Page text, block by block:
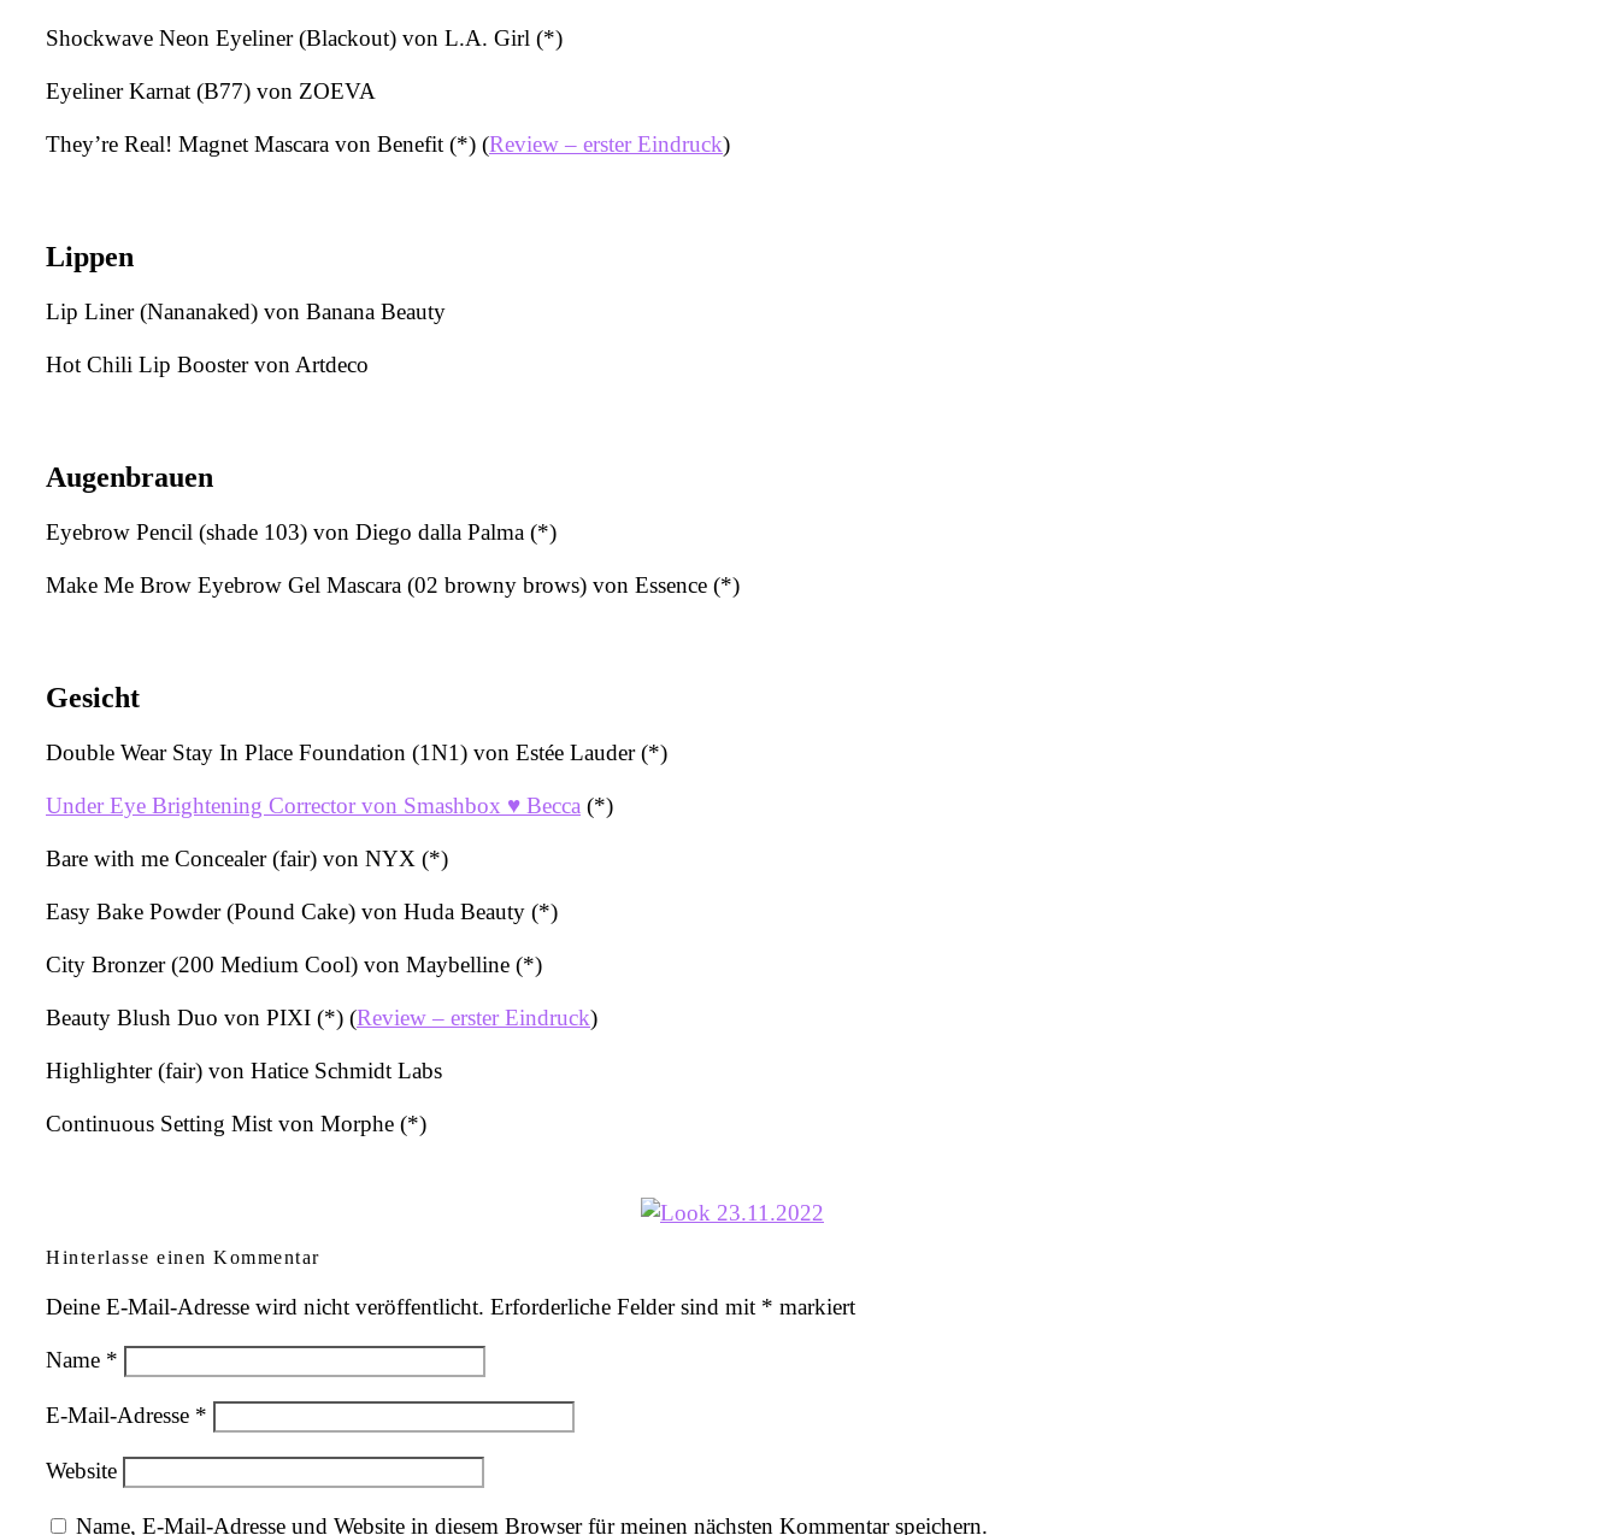
Shockwave Neon Eyeliner (Blackout) von L.A. Girl (*)
Eyeliner Karnat (B77) von ZOEVA
They’re Real! Magnet Mascara von Benefit (*) (Review – erster Eindruck)
Lippen
Lip Liner (Nananaked) von Banana Beauty
Hot Chili Lip Booster von Artdeco
Augenbrauen
Eyebrow Pencil (shade 103) von Diego dalla Palma (*)
Make Me Brow Eyebrow Gel Mascara (02 browny brows) von Essence (*)
Gesicht
Double Wear Stay In Place Foundation (1N1) von Estée Lauder (*)
Under Eye Brightening Corrector von Smashbox ♥ Becca (*)
Bare with me Concealer (fair) von NYX (*)
Easy Bake Powder (Pound Cake) von Huda Beauty (*)
City Bronzer (200 Medium Cool) von Maybelline (*)
Beauty Blush Duo von PIXI (*) (Review – erster Eindruck)
Highlighter (fair) von Hatice Schmidt Labs
Continuous Setting Mist von Morphe (*)
Hinterlasse einen Kommentar
Deine E-Mail-Adresse wird nicht veröffentlicht. Erforderliche Felder sind mit * markiert
Name *
E-Mail-Adresse *
Website
Name, E-Mail-Adresse und Website in diesem Browser für meinen nächsten Kommentar speichern.